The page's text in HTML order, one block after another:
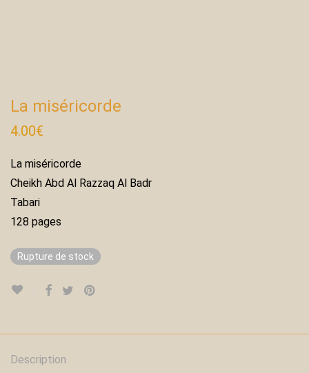
La miséricorde
4.00€
La miséricorde
Cheikh Abd Al Razzaq Al Badr
Tabari
128 pages
Rupture de stock
Description